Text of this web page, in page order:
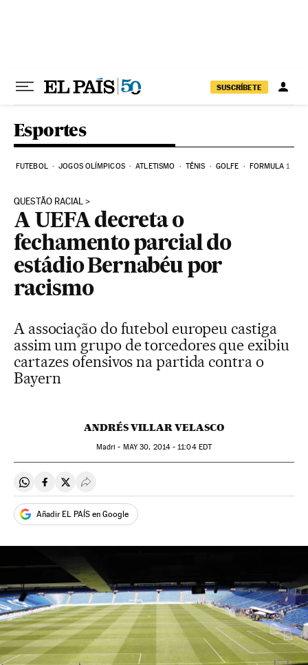
SUSCRÍBETE
Esportes
FUTEBOL JOGOS OLÍMPICOS ATLETISMO TÊNIS GOLFE FORMULA 1
QUESTÃO RACIAL
A UEFA decreta o
fechamento parcial do
estádio Bernabéu por
racismo
A associação do futebol europeu castiga
assim um grupo de torcedores que exibiu
cartazes ofensivos na partida contra o
Bayern
ANDRÉS VILLAR VELASCO
Madri - MAY30, 2014 - 11:04EDT
Compartir en Whatsapp
Compartir en Facebook
Compartir en Twitter
Desplegar Redes Sociales
Añadir EL PAÍS en Google